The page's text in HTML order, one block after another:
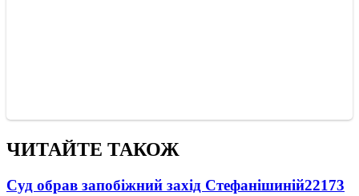
ЧИТАЙТЕ ТАКОЖ
Суд обрав запобіжний захід Стефанішиній22173